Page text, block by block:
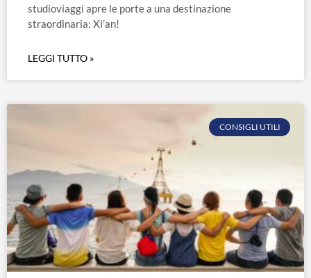
studioviaggi apre le porte a una destinazione
straordinaria: Xi’an!
LEGGI TUTTO »
CONSIGLI UTILI